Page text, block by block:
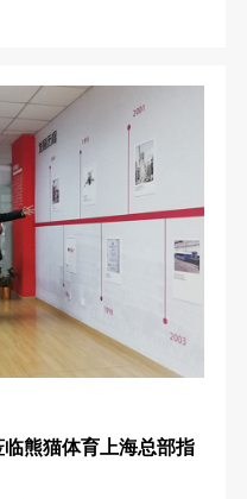
临熊猫体育上海总部指